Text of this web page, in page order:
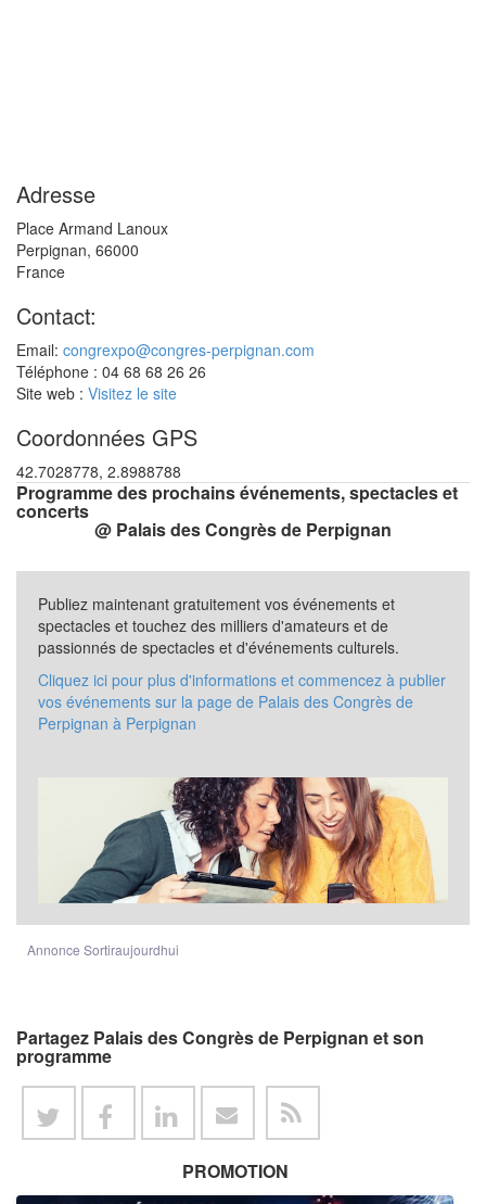
Adresse
Place Armand Lanoux
Perpignan, 66000
France
Contact:
Email: congrexpo@congres-perpignan.com
Téléphone : 04 68 68 26 26
Site web : Visitez le site
Coordonnées GPS
42.7028778, 2.8988788
Programme des prochains événements, spectacles et
concerts
@ Palais des Congrès de Perpignan
Publiez maintenant gratuitement vos événements et
spectacles et touchez des milliers d'amateurs et de
passionnés de spectacles et d'événements culturels.
Cliquez ici pour plus d'informations et commencez à publier
vos événements sur la page de Palais des Congrès de
Perpignan à Perpignan
Annonce Sortiraujourdhui
Partagez Palais des Congrès de Perpignan et son
programme
PROMOTION